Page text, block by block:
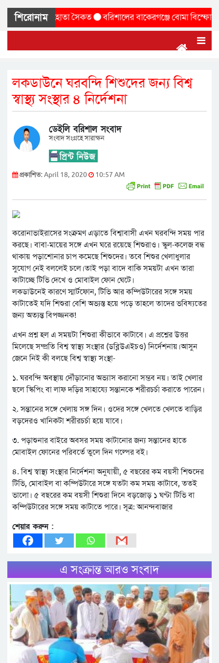
শিরোনাম
মূলহোতা সৈকত বরিশালের বাকেরগঞ্জে বোমা বিস্ফোরণ, দগ্ধ
লকডাউনে ঘরবন্দি শিশুদের জন্য বিশ্ব
স্বাস্থ্য সংস্থার ৪ নির্দেশনা
ডেইলি বরিশাল সংবাদ
সংবাদ সংগ্রহে সারাক্ষন
প্রকাশিত:April 18, 2020 10:57 AM
করোনাভাইরাসের সংক্রমণ এড়াতে বিশ্বাবাসী এখন ঘরবন্দি সময় পার
করছে। বাবা-মায়ের সঙ্গে এখন ঘরে রয়েছে শিশুরাও। স্কুল-কলেজ বন্ধ
থাকায় পড়াশোনার চাপ কমেছে শিশুদের। তবে শিশুর খেলাধুলার
সুযোগ নেই বললেই চলে।তাই পড়া বাদে বাকি সময়টা এখন তারা
কাটাচ্ছে টিভি দেখে ও মোবাইল ফোন ঘেটে।
লকডাউনেই কারণে স্মার্টফোন, টিভি আর কম্পিউটারের সঙ্গে সময়
কাটাতেই যদি শিশুরা বেশি অভ্যস্ত হয়ে পড়ে তাহলে তাদের ভবিষ্যতের
জন্য অত্যন্ত বিপজ্জনক!
এখন প্রশ্ন হল এ সময়টা শিশুরা কীভাবে কাটাবে। এ প্রশ্নের উত্তর
মিলেছে সম্প্রতি বিশ্ব স্বাস্থ্য সংস্থার (ডব্লিউএইচও) নির্দেশনায়।আসুন
জেনে নিই কী বলছে বিশ্ব স্বাস্থ্য সংস্থা-
১. ঘরবন্দি অবস্থায় দৌঁড়ানোর অভ্যাস করানো সম্ভব নয়। তাই খেলার
ছলে স্কিপিং বা লাফ দড়ির সাহায্যে সন্তানকে শরীরচর্চা করাতে পারেন।
২. সন্তানের সঙ্গে খেলায় সঙ্গ দিন। ওদের সঙ্গে খেলতে খেলতে বাড়ির
বড়দেরও খানিকটা শরীরচর্চা হয়ে যাবে।
৩. পড়াশুনার বাইরে অবসর সময় কাটানোর জন্য সন্তানের হাতে
মোবাইল ফোনের পরিবর্তে তুলে দিন গল্পের বই।
৪. বিশ্ব স্বাস্থ্য সংস্থার নির্দেশনা অনুযায়ী, ৫ বছরের কম বয়সী শিশুদের
টিভি, মোবাইল বা কম্পিউটারে সঙ্গে যতটা কম সময় কাটাবে, ততই
ভালো। ৫ বছরের কম বয়সী শিশুরা দিনে বড়জোড় ১ ঘণ্টা টিভি বা
কম্পিউটারের সঙ্গে সময় কাটাতে পারে। সূত্র: আনন্দবাজার
শেয়ার করুন :
এ সংক্রান্ত আরও সংবাদ